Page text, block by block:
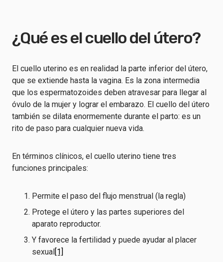
¿Qué es el cuello del útero?
El cuello uterino es en realidad la parte inferior del útero,
que se extiende hasta la vagina. Es la zona intermedia
que los espermatozoides deben atravesar para llegar al
óvulo de la mujer y lograr el embarazo. El cuello del útero
también se dilata enormemente durante el parto: es un
rito de paso para cualquier nueva vida.
En términos clínicos, el cuello uterino tiene tres
funciones principales:
Permite el paso del flujo menstrual (la regla)
Protege el útero y las partes superiores del
aparato reproductor.
Y favorece la fertilidad y puede ayudar al placer
sexual[1]